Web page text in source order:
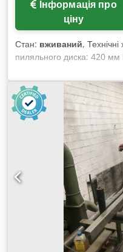
ціну
Стан: вживаний,
пиляльного диска: 420 мм
5000 мм Зона різу (В x
повітря: 6 бар Косий різ з
Робоча напруга: 380 / 220
приблизно 8,0 кВт Вага
машини (ДхШхВ):
2-ма пиляльними опорами
до 45°. Dkodou Nigwepfx
позиціонування
енкодером Цифровий
кожної пильної опори =
циліндри по горизонталі
розпилення
твердосплавних (HM)